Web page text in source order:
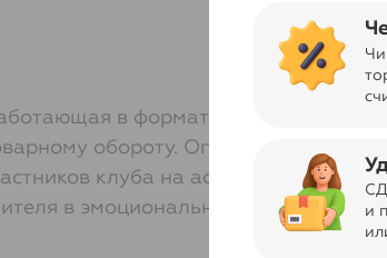
и
в формате онлайн-клуба
обороту. Ограниченные по
клуба на ассортименте и
в эмоциональный контакт с